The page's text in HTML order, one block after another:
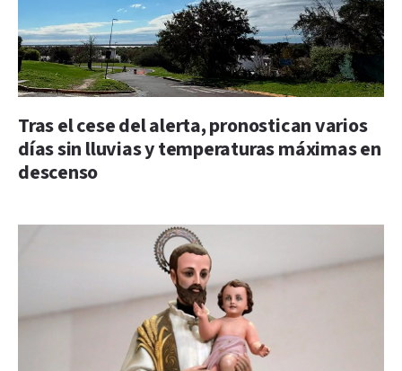
Tras el cese del alerta, pronostican varios
días sin lluvias y temperaturas máximas en
descenso